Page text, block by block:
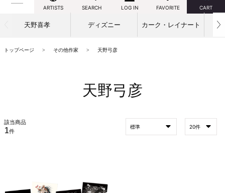
ARTISTS SEARCH LOG IN FAVORITE CART
天野喜孝 ディズニー カーク・レイナート
トップページ その他作家 天野弓彦
天野弓彦
該当商品
1件